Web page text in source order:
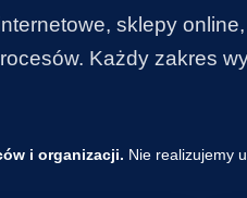
sklepy
Każdy zakres
i organizacji. Nie realizujemy